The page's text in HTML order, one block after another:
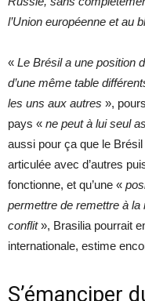
l’Union européenne et au
« Le Brésil a une position
d’une même table
les uns aux autres »,
pays « ne peut à lui seul
aussi pour ça que le
articulée avec d’autres
fonctionne, et qu’une «
permettre de remettre à
conflit», Brasilia pourrait
internationale, estime
S’émanciper